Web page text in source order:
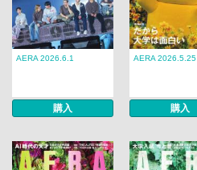
AERA 2026.6.1
購入
AERA 2026.5.25
購入